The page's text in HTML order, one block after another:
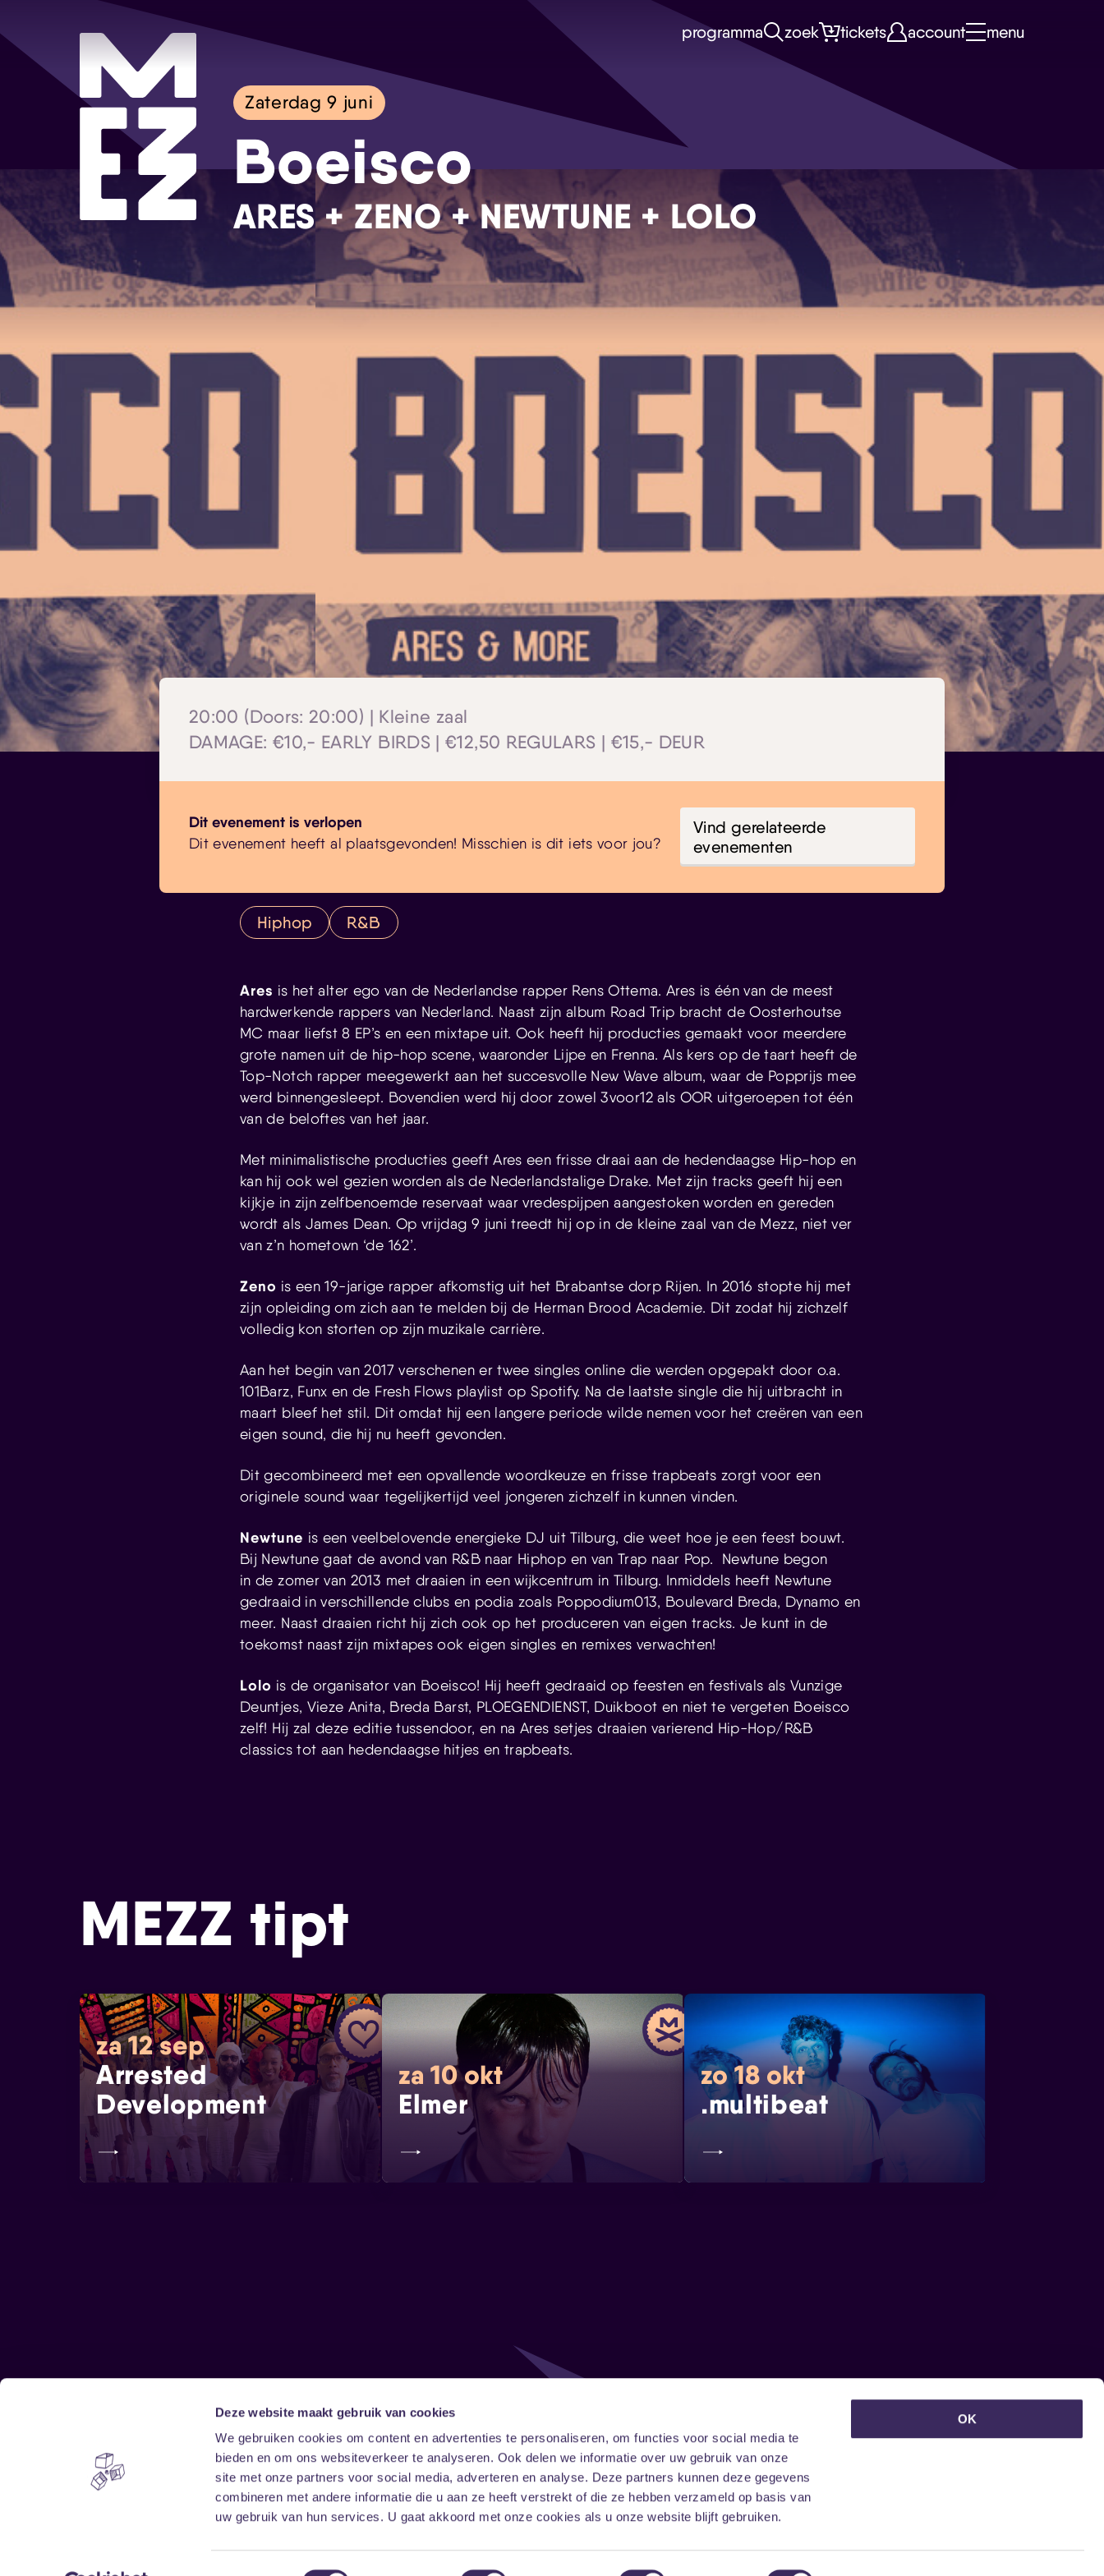
Deze website maakt gebruik van cookies
We gebruiken cookies om content en advertenties te personaliseren, om functies voor social media te
bieden en om ons websiteverkeer te analyseren. Ook delen we informatie over uw gebruik van onze
site met onze partners voor social media, adverteren en analyse. Deze partners kunnen deze gegevens
combineren met andere informatie die u aan ze heeft verstrekt of die ze hebben verzameld op basis van
uw gebruik van hun services. U gaat akkoord met onze cookies als u onze website blijft gebruiken.
Toestemmingsselectie
OK
Skip navigatie
programma zoek tickets account menu
Zaterdag 9 juni
Boeisco
ARES + ZENO + NEWTUNE + LOLO
20:00 (Doors: 20:00) | Kleine zaal
DAMAGE: €10,- EARLY BIRDS | €12,50 REGULARS | €15,- DEUR
Dit evenement is verlopen
Dit evenement heeft al plaatsgevonden! Misschien is dit iets voor jou?
Vind gerelateerde
evenementen
Hiphop R&B
Ares is het alter ego van de Nederlandse rapper Rens Ottema. Ares is één van de meest
hardwerkende rappers van Nederland. Naast zijn album Road Trip bracht de Oosterhoutse
MC maar liefst 8 EP’s en een mixtape uit. Ook heeft hij producties gemaakt voor meerdere
grote namen uit de hip-hop scene, waaronder Lijpe en Frenna. Als kers op de taart heeft de
Top-Notch rapper meegewerkt aan het succesvolle New Wave album, waar de Popprijs mee
werd binnengesleept. Bovendien werd hij door zowel 3voor12 als OOR uitgeroepen tot één
van de beloftes van het jaar.
Met minimalistische producties geeft Ares een frisse draai aan de hedendaagse Hip-hop en
kan hij ook wel gezien worden als de Nederlandstalige Drake. Met zijn tracks geeft hij een
kijkje in zijn zelfbenoemde reservaat waar vredespijpen aangestoken worden en gereden
wordt als James Dean. Op vrijdag 9 juni treedt hij op in de kleine zaal van de Mezz, niet ver
van z’n hometown ‘de 162’.
Zeno is een 19-jarige rapper afkomstig uit het Brabantse dorp Rijen. In 2016 stopte hij met
zijn opleiding om zich aan te melden bij de Herman Brood Academie. Dit zodat hij zichzelf
volledig kon storten op zijn muzikale carrière.
Aan het begin van 2017 verschenen er twee singles online die werden opgepakt door o.a.
101Barz, Funx en de Fresh Flows playlist op Spotify. Na de laatste single die hij uitbracht in
maart bleef het stil. Dit omdat hij een langere periode wilde nemen voor het creëren van een
eigen sound, die hij nu heeft gevonden.
Dit gecombineerd met een opvallende woordkeuze en frisse trapbeats zorgt voor een
originele sound waar tegelijkertijd veel jongeren zichzelf in kunnen vinden.
Newtune is een veelbelovende energieke DJ uit Tilburg, die weet hoe je een feest bouwt.
Bij Newtune gaat de avond van R&B naar Hiphop en van Trap naar Pop. Newtune begon
in de zomer van 2013 met draaien in een wijkcentrum in Tilburg. Inmiddels heeft Newtune
gedraaid in verschillende clubs en podia zoals Poppodium013, Boulevard Breda, Dynamo en
meer. Naast draaien richt hij zich ook op het produceren van eigen tracks. Je kunt in de
toekomst naast zijn mixtapes ook eigen singles en remixes verwachten!
Lolo is de organisator van Boeisco! Hij heeft gedraaid op feesten en festivals als Vunzige
Deuntjes, Vieze Anita, Breda Barst, PLOEGENDIENST, Duikboot en niet te vergeten Boeisco
zelf! Hij zal deze editie tussendoor, en na Ares setjes draaien varierend Hip-Hop/R&B
classics tot aan hedendaagse hitjes en trapbeats.
MEZZ tipt
za 12 sep
Arrested
Development
za 10 okt
Elmer
zo 18 okt
.multibeat
Home
Vrijwilligers
Disclaimer
Toegankelijkheid
Privacy & cookies
Follow
FacebookInstagramLinkedIn
Onze nieuwsbrief ontvangen?